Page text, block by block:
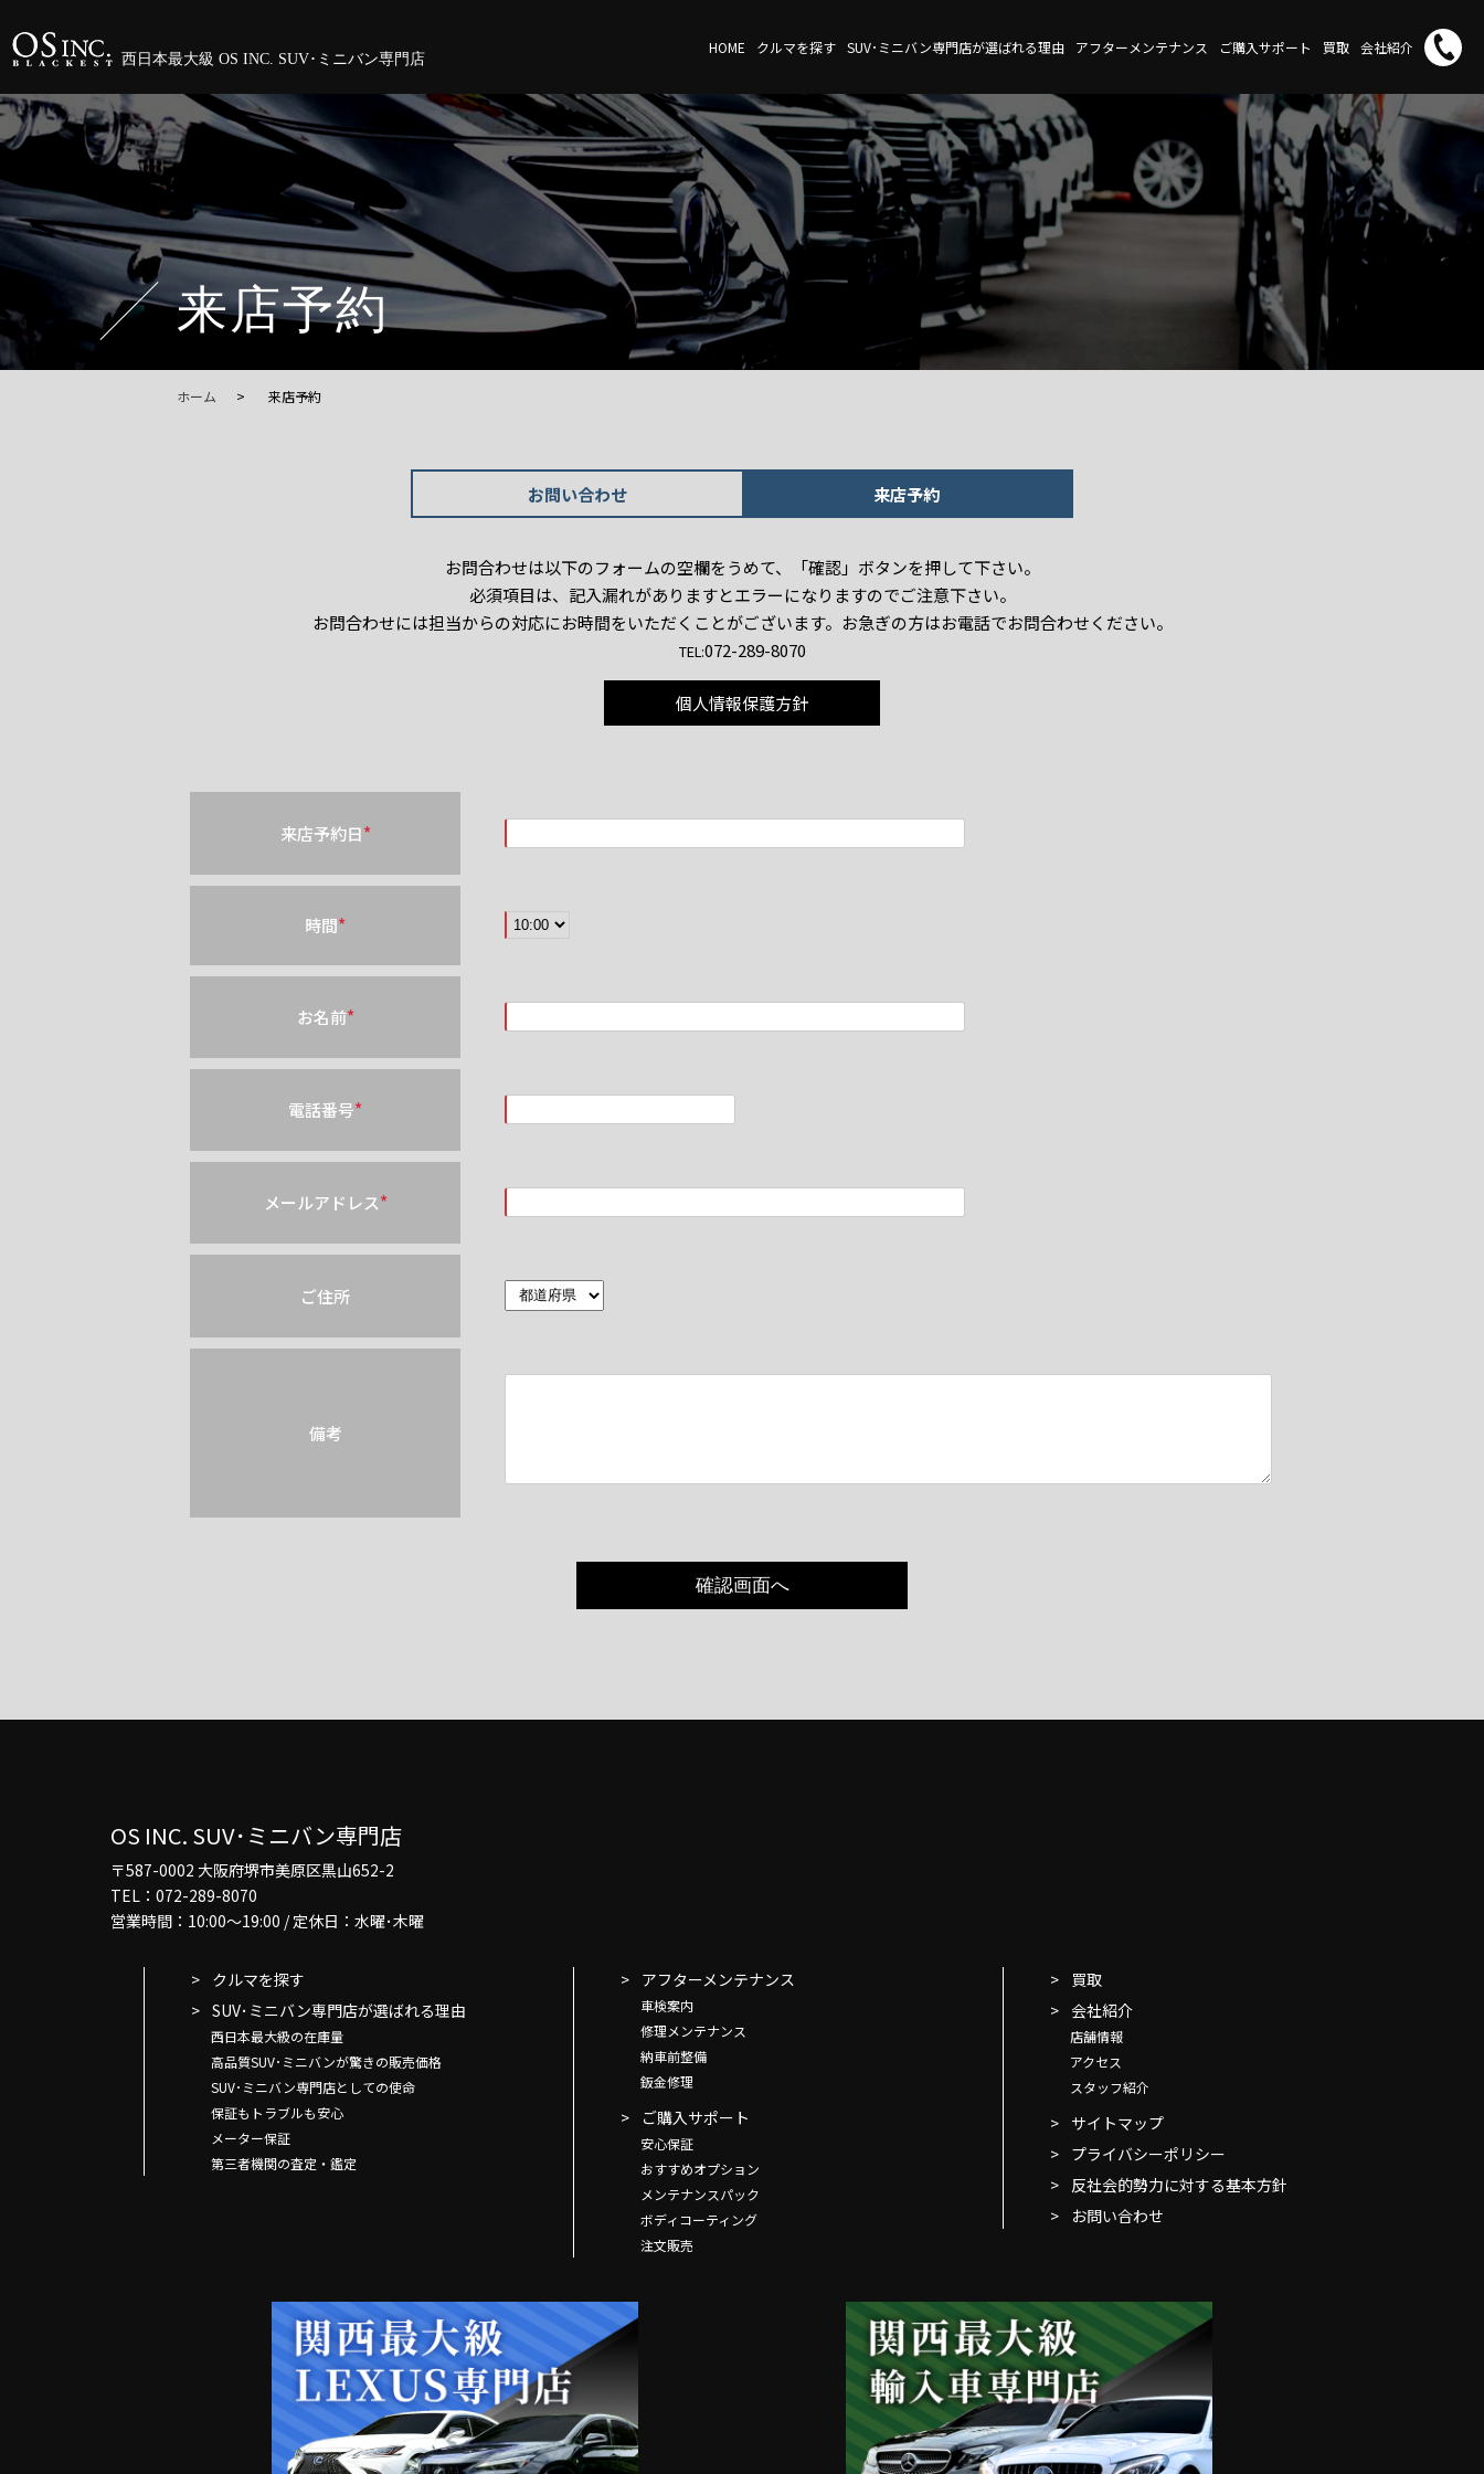
西日本最大級 OS INC. SUV･ミニバン専門店
HOME クルマを探す SUV･ミニバン専門店が選ばれる理由 アフターメンテナンス ご購入サポート 買取 会社紹介
来店予約
ホーム 来店予約
お問い合わせ 来店予約
お問合わせは以下のフォームの空欄をうめて、「確認」ボタンを押して下さい。
必須項目は、記入漏れがありますとエラーになりますのでご注意下さい。
お問合わせには担当からの対応にお時間をいただくことがございます。お急ぎの方はお電話でお問合わせください。
TEL:072-289-8070
個人情報保護方針
来店予約日*
時間*
お名前*
電話番号*
メールアドレス*
ご住所
備考
OS INC. SUV･ミニバン専門店
〒587-0002 大阪府堺市美原区黒山652-2
TEL：072-289-8070
営業時間：10:00～19:00 / 定休日：水曜･木曜
クルマを探す
SUV･ミニバン専門店が選ばれる理由
西日本最大級の在庫量
高品質SUV･ミニバンが驚きの販売価格
SUV･ミニバン専門店としての使命
保証もトラブルも安心
メーター保証
第三者機関の査定・鑑定
アフターメンテナンス
車検案内
修理メンテナンス
納車前整備
鈑金修理
ご購入サポート
安心保証
おすすめオプション
メンテナンスパック
ボディコーティング
注文販売
買取
会社紹介
店舗情報
アクセス
スタッフ紹介
サイトマップ
プライバシーポリシー
反社会的勢力に対する基本方針
お問い合わせ